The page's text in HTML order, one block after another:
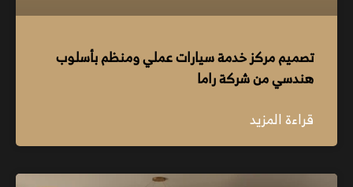
تصميم مركز خدمة سيارات عملي ومنظم بأسلوب
هندسي من شركة راما
قراءة المزيد